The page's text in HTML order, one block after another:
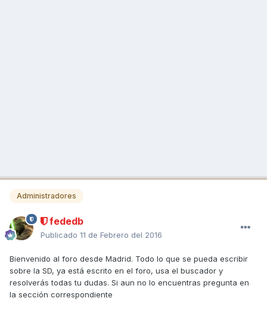
Administradores
fededb
Publicado 11 de Febrero del 2016
Bienvenido al foro desde Madrid. Todo lo que se pueda escribir
sobre la SD, ya está escrito en el foro, usa el buscador y
resolverás todas tu dudas. Si aun no lo encuentras pregunta en
la sección correspondiente